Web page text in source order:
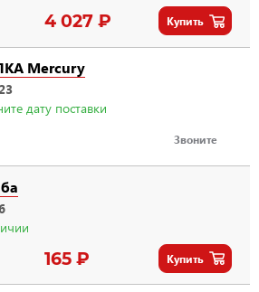
4 027 ₽ Купить
Mercury
дату поставки
Звоните
165 ₽ Купить